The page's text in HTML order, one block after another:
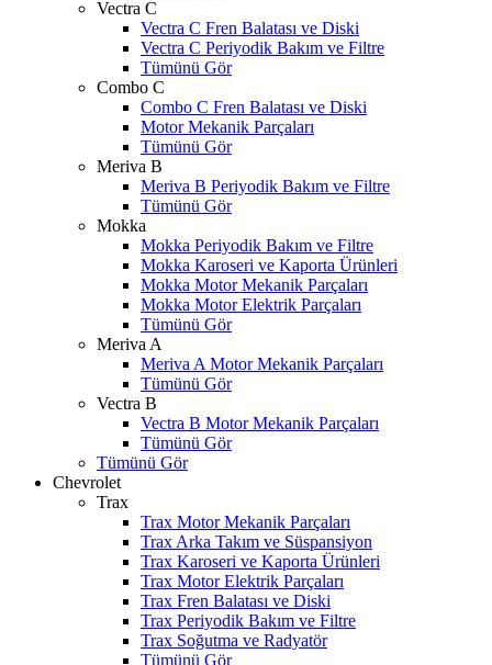
Vectra C
Vectra C Fren Balatası ve Diski
Vectra C Periyodik Bakım ve Filtre
Tümünü Gör
Combo C
Combo C Fren Balatası ve Diski
Motor Mekanik Parçaları
Tümünü Gör
Meriva B
Meriva B Periyodik Bakım ve Filtre
Tümünü Gör
Mokka
Mokka Periyodik Bakım ve Filtre
Mokka Karoseri ve Kaporta Ürünleri
Mokka Motor Mekanik Parçaları
Mokka Motor Elektrik Parçaları
Tümünü Gör
Meriva A
Meriva A Motor Mekanik Parçaları
Tümünü Gör
Vectra B
Vectra B Motor Mekanik Parçaları
Tümünü Gör
Tümünü Gör
Chevrolet
Trax
Trax Motor Mekanik Parçaları
Trax Arka Takım ve Süspansiyon
Trax Karoseri ve Kaporta Ürünleri
Trax Motor Elektrik Parçaları
Trax Fren Balatası ve Diski
Trax Periyodik Bakım ve Filtre
Trax Soğutma ve Radyatör
Tümünü Gör